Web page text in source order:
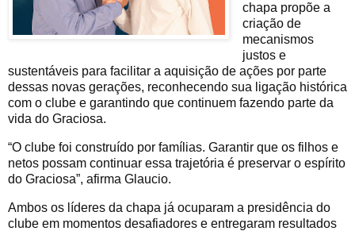
chapa propõe a
criação de
mecanismos
justos e
sustentáveis para facilitar a aquisição de ações por parte
dessas novas gerações, reconhecendo sua ligação histórica
com o clube e garantindo que continuem fazendo parte da
vida do Graciosa.
“O clube foi construído por famílias. Garantir que os filhos e
netos possam continuar essa trajetória é preservar o espírito
do Graciosa”, afirma Glaucio.
Ambos os líderes da chapa já ocuparam a presidência do
clube em momentos desafiadores e entregaram resultados